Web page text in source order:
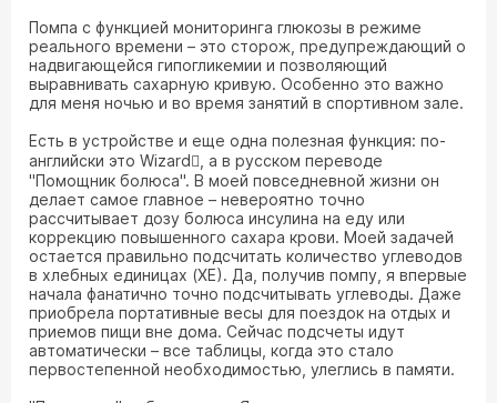
Помпа с функцией мониторинга глюкозы в режиме
реального времени – это сторож, предупреждающий о
надвигающейся гипогликемии и позволяющий
выравнивать сахарную кривую. Особенно это важно
для меня ночью и во время занятий в спортивном зале.
Есть в устройстве и еще одна полезная функция: по-
английски это Wizard, а в русском переводе
"Помощник болюса". В моей повседневной жизни он
делает самое главное – невероятно точно
рассчитывает дозу болюса инсулина на еду или
коррекцию повышенного сахара крови. Моей задачей
остается правильно подсчитать количество углеводов
в хлебных единицах (ХЕ). Да, получив помпу, я впервые
начала фанатично точно подсчитывать углеводы. Даже
приобрела портативные весы для поездок на отдых и
приемов пищи вне дома. Сейчас подсчеты идут
автоматически – все таблицы, когда это стало
первостепенной необходимостью, улеглись в памяти.